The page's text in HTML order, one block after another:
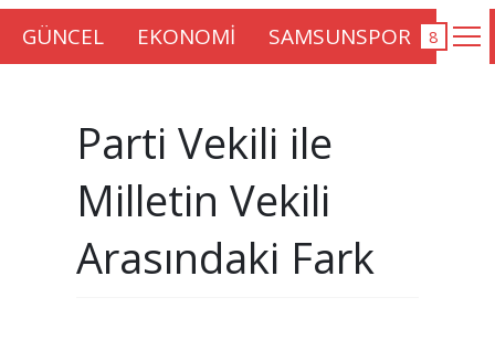
GÜNCEL EKONOMİ SAMSUNSPOR
Parti Vekili ile
Milletin Vekili
Arasındaki Fark